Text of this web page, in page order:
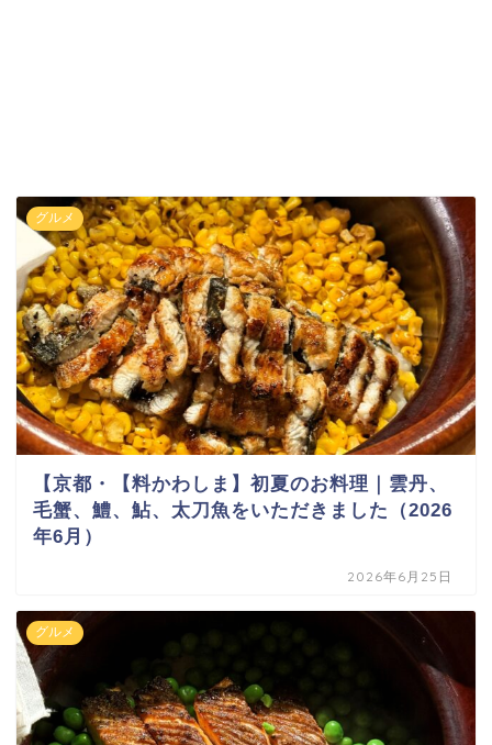
グルメ
【京都・【料かわしま】初夏のお料理｜雲丹、
毛蟹、鱧、鮎、太刀魚をいただきました（2026
年6月）
2026年6月25日
グルメ